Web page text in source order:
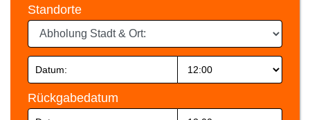
Standorte
Rückgabedatum